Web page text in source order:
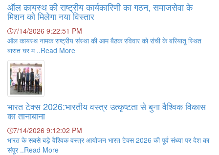
ऑल कायस्थ की राष्ट्रीय कार्यकारिणी का गठन, समाजसेवा के
मिशन को मिलेगा नया विस्तार
7/14/2026 9:22:51 PM
ऑल कायस्थ नामक राष्ट्रीय संस्था की आम बैठक रविवार को रांची के बरियातू स्थित
बारात घर म ..Read More
भारत टेक्स 2026:भारतीय वस्त्र उत्कृष्टता से बुना वैश्विक विकास
का तानाबाना
7/14/2026 9:12:02 PM
भारत के सबसे बड़े वैश्विक वस्त्र आयोजन भारत टेक्स 2026 की पूर्व संध्या पर देश का
संपूर ..Read More